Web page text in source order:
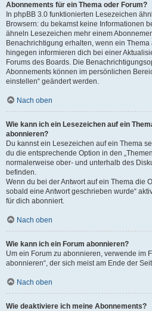
Abonnements für ein Thema oder Forum?
In phpBB 3.0 funktionierten Lesezeichen
Browsern: du bekamst keine Informationen
ähneln Lesezeichen mehr einem
Benachrichtigung erhalten, wenn ein
hingegen informieren dich bei einer
Forums des Boards. Die
Abonnements können im persönlichen
einstellen“ geändert werden.
Nach oben
Wie kann ich ein Lesezeichen auf ein
abonnieren?
Du kannst ein Lesezeichen auf ein Thema
du die entsprechende Option in den
normalerweise ober- und unterhalb des
befinden.
Wenn du bei der Antwort auf ein Thema die
sobald eine Antwort geschrieben wurde“
für dich abonniert.
Nach oben
Wie kann ich ein Forum abonnieren?
Um ein Forum zu abonnieren, verwende im
abonnieren“, der sich meist am Ende der
Nach oben
Wie deaktiviere ich meine Abonnements?